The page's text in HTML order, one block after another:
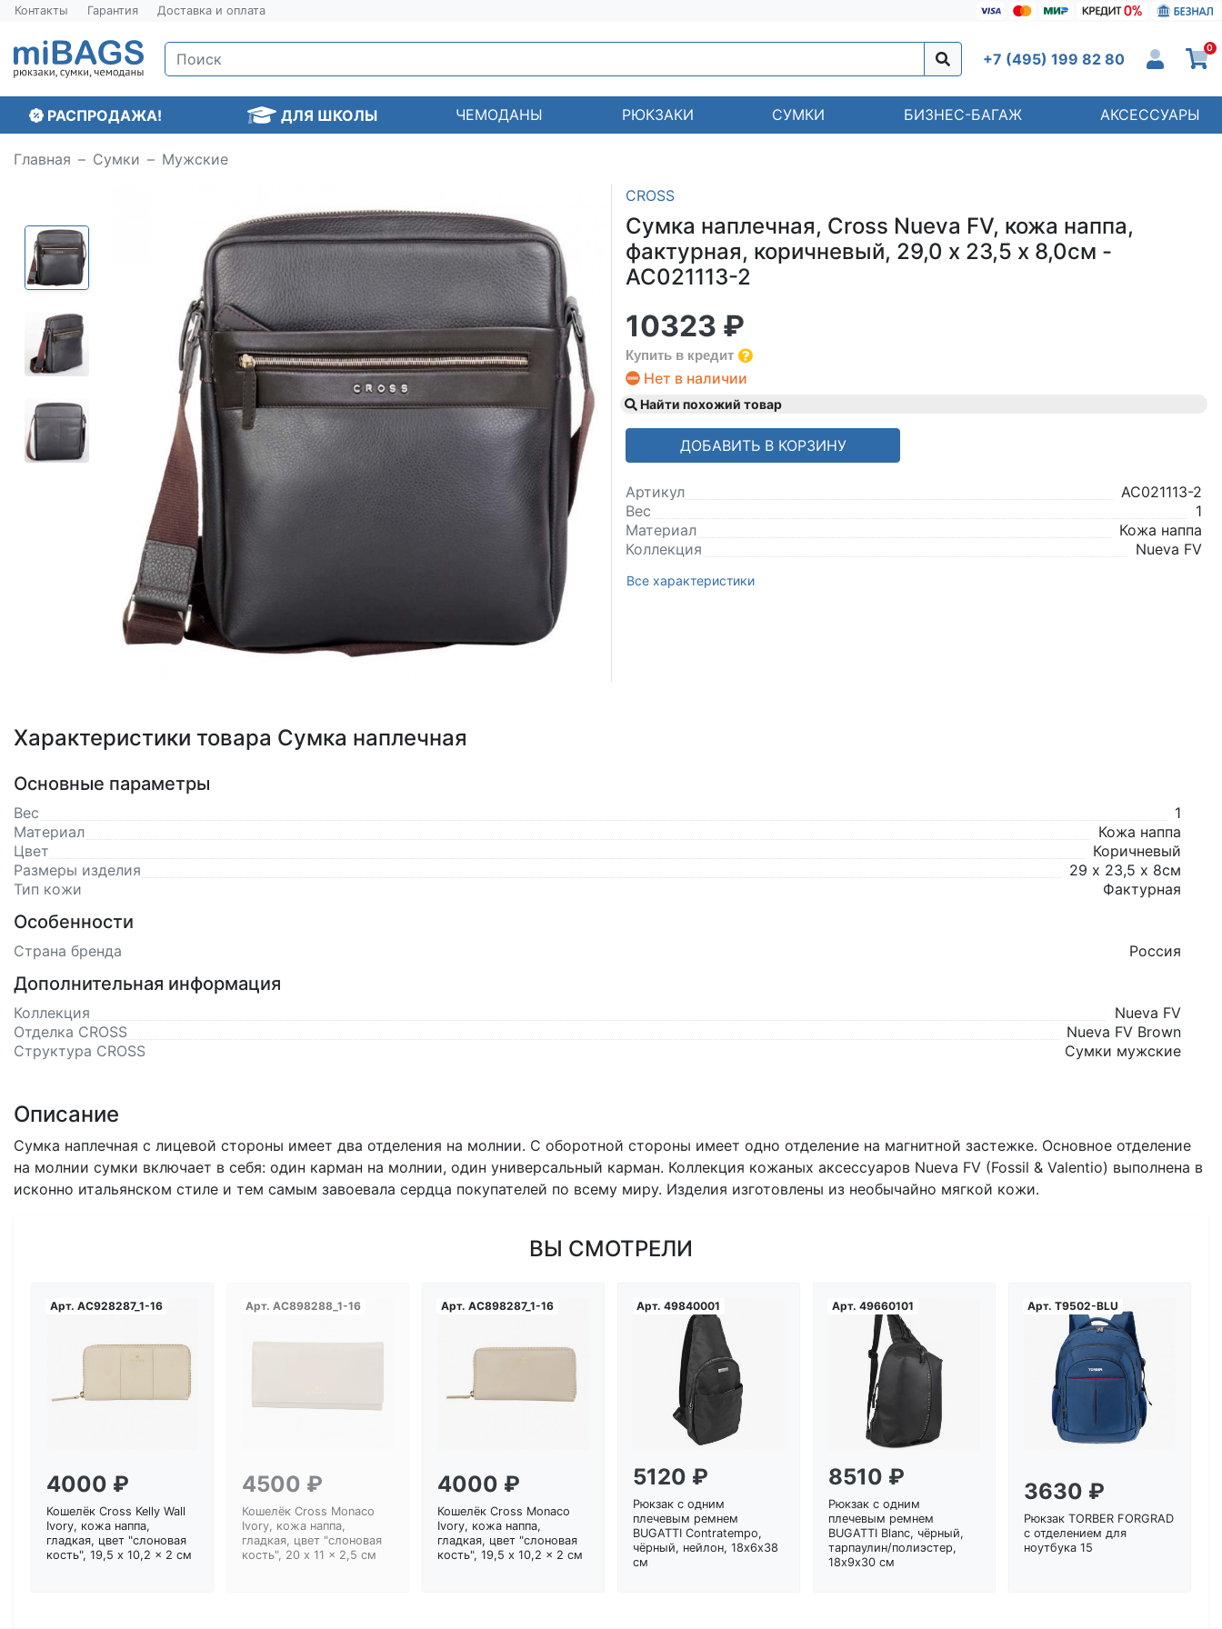
Контакты Гарантия Доставка и оплата
+7 (495) 199 82 80
0
РАСПРОДАЖА! ДЛЯ ШКОЛЫ ЧЕМОДАНЫ РЮКЗАКИ СУМКИ БИЗНЕС-БАГАЖ АКСЕССУАРЫ
Главная Сумки Мужские
Loading...
CROSS
Сумка наплечная, Cross Nueva FV, кожа наппа,
фактурная, коричневый, 29,0 х 23,5 х 8,0см -
AC021113-2
10323 ₽
Купить в кредит
Нет в наличии
Найти похожий товар
ДОБАВИТЬ В КОРЗИНУ
Артикул
AC021113-2
Вес
1
Материал
Кожа наппа
Коллекция
Nueva FV
Все характеристики
Характеристики товара Сумка наплечная
Основные параметры
Вес
1
Материал
Кожа наппа
Цвет
Коричневый
Размеры изделия
29 х 23,5 х 8см
Тип кожи
Фактурная
Особенности
Страна бренда Россия
Дополнительная информация
Коллекция
Nueva FV
Отделка CROSS
Nueva FV Brown
Структура CROSS
Сумки мужские
Описание
Сумка наплечная с лицевой стороны имеет два отделения на молнии. С оборотной стороны имеет одно отделение на магнитной застежке. Основное отделение
на молнии сумки включает в себя: один карман на молнии, один универсальный карман. Коллекция кожаных аксессуаров Nueva FV (Fossil & Valentio) выполнена в
исконно итальянском стиле и тем самым завоевала сердца покупателей по всему миру. Изделия изготовлены из необычайно мягкой кожи.
ВЫ СМОТРЕЛИ
Арт. AC928287_1-16
4000 ₽
Кошелёк Cross Kelly Wall
Ivory, кожа наппа,
гладкая, цвет "слоновая
кость", 19,5 x 10,2 x 2 см
Арт. AC898288_1-16
4500 ₽
Кошелёк Cross Monaco
Ivory, кожа наппа,
гладкая, цвет "слоновая
кость", 20 x 11 x 2,5 см
Арт. AC898287_1-16
4000 ₽
Кошелёк Cross Monaco
Ivory, кожа наппа,
гладкая, цвет "слоновая
кость", 19,5 x 10,2 x 2 см
Арт. 49840001
Загрузка...
5120 ₽
Рюкзак с одним
плечевым ремнем
BUGATTI Contratempo,
чёрный, нейлон, 18х6х38
см
Арт. 49660101
Загрузка...
8510 ₽
Рюкзак с одним
плечевым ремнем
BUGATTI Blanc, чёрный,
тарпаулин/полиэстер,
18х9х30 см
Арт. T9502-BLU
Загрузка...
3630 ₽
Рюкзак TORBER FORGRAD
с отделением для
ноутбука 15